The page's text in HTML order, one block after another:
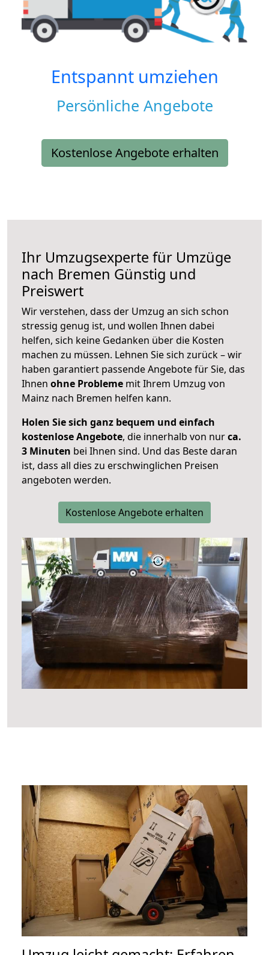
Entspannt umziehen
Persönliche Angebote
Kostenlose Angebote erhalten
Ihr Umzugsexperte für Umzüge
nach Bremen Günstig und
Preiswert
Wir verstehen, dass der Umzug an sich schon
stressig genug ist, und wollen Ihnen dabei
helfen, sich keine Gedanken über die Kosten
machen zu müssen. Lehnen Sie sich zurück – wir
haben garantiert passende Angebote für Sie, das
Ihnen ohne Probleme mit Ihrem Umzug von
Mainz nach Bremen helfen kann.
Holen Sie sich ganz bequem und einfach
kostenlose Angebote, die innerhalb von nurca.
3 Minuten bei Ihnen sind. Und das Beste daran
ist, dass all dies zu erschwinglichen Preisen
angeboten werden.
Kostenlose Angebote erhalten